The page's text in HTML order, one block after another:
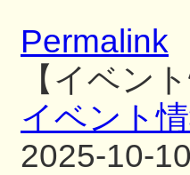
Permalink
【イベン
イベント
2025-10-10